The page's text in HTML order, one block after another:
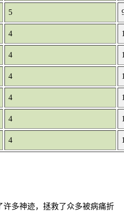
5
4
4
4
4
4
4
多神迹，拯救了众多被病痛折